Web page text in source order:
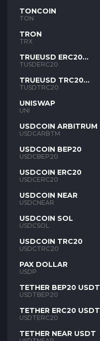
TONCOIN
TON
TRON
TRX
TRUEUSD ERC20
TUSD
TUSDERC20
TRUEUSD TRC20
TUSD
TUSDTRC20
UNISWAP
UNI
USDCOIN ARBITRUM
USDCARBTM
USDCOIN BEP20
USDCBEP20
USDCOIN ERC20
USDCERC20
USDCOIN NEAR
USDCNEAR
USDCOIN SOL
USDCSOL
USDCOIN TRC20
USDCTRC20
PAX DOLLAR
USDP
TETHER BEP20 USDT
USDTBEP20
TETHER ERC20 USDT
USDTERC20
TETHER NEAR USDT